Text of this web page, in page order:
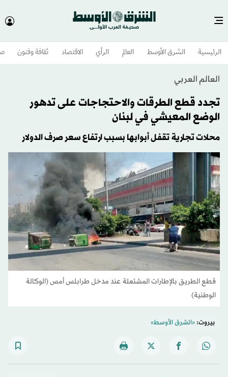
الرئيسية الشرق الأوسط​ العالم الرأي الاقتصاد ثقافة وفنون
العالم العربي
تجدد قطع الطرقات والاحتجاجات على تدهور
الوضع المعيشي في لبنان
محلات تجارية تقفل أبوابها بسبب ارتفاع سعر صرف الدولار
قطع الطريق بالإطارات المشتعلة عند مدخل طرابلس أمس (الوكالة
الوطنية)
بيروت:«الشرق الأوسط»